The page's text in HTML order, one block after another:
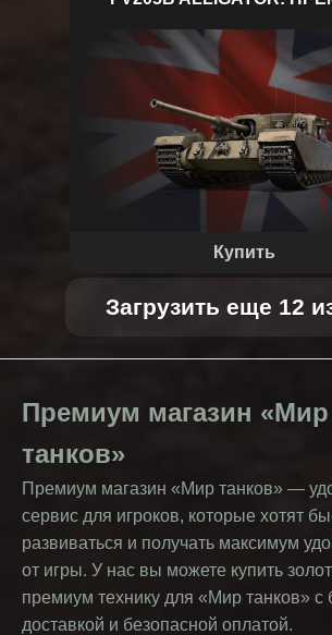
FV205b Alligator
Купить
Загрузить еще 12
Премиум магазин «Мир
танков»
Премиум магазин «Мир танков» —
сервис для игроков, которые хотят
развиваться и получать максимум
от игры. У нас вы можете купить
премиум технику для «Мир танков» с
доставкой и безопасной оплатой.